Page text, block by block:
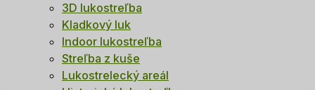
3D lukostreľba
Kladkový luk
Indoor lukostreľba
Streľba z kuše
Lukostrelecký areál